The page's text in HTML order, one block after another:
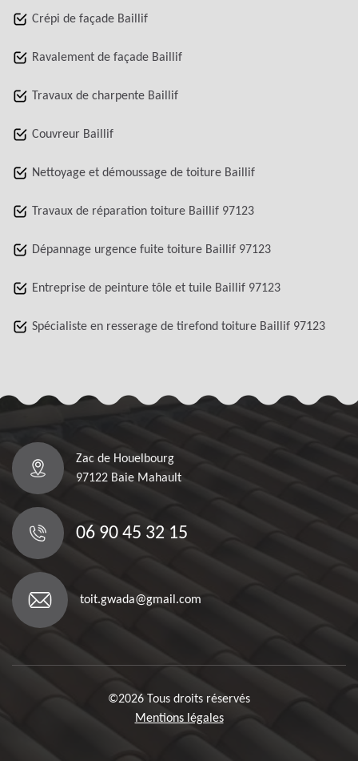
Crépi de façade Baillif
Ravalement de façade Baillif
Travaux de charpente Baillif
Couvreur Baillif
Nettoyage et démoussage de toiture Baillif
Travaux de réparation toiture Baillif 97123
Dépannage urgence fuite toiture Baillif 97123
Entreprise de peinture tôle et tuile Baillif 97123
Spécialiste en resserage de tirefond toiture Baillif 97123
Zac de Houelbourg
97122 Baie Mahault
06 90 45 32 15
toit.gwada@gmail.com
©2026 Tous droits réservés
Mentions légales